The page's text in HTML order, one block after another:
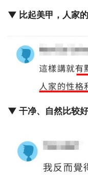
▼ 比起美甲，人家
▼ 干净、自然比较